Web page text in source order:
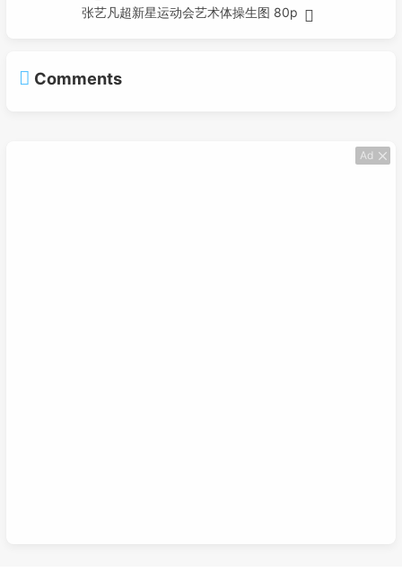
张艺凡超新星运动会艺术体操生图 80p
Comments
Ad